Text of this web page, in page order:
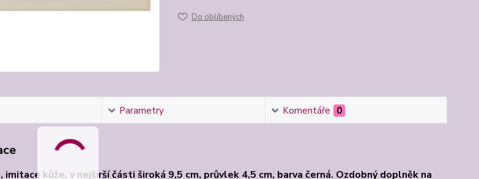
Do oblíbených
Parametry Komentáře 0
kůže, v nejširší části široká 9,5 cm, průvlek 4,5 cm, barva černá. Ozdobný doplněk na